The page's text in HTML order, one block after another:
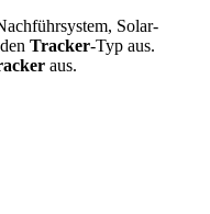
Solar-
Tracker-Typ aus.
aus.